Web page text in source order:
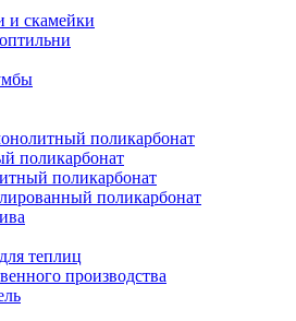
и скамейки
поликарбонат
поликарбонат
поликарбонат
поликарбонат
теплиц
производства